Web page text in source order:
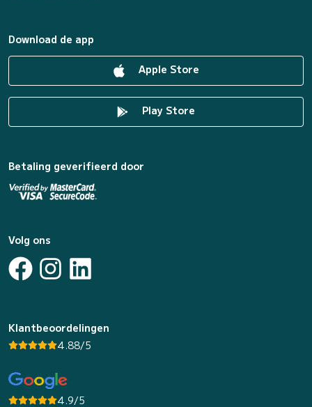
Download de app
Apple Store
Play Store
Betaling geverifieerd door
Volg ons
Klantbeoordelingen
4.88/5
4.9/5